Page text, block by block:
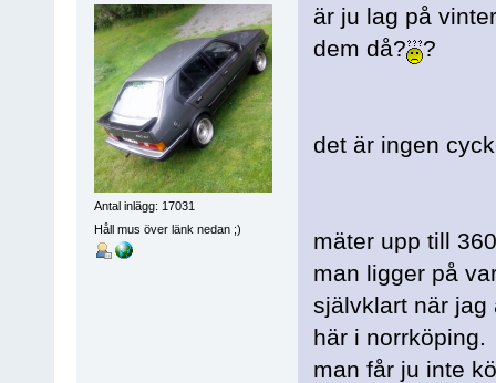
Antal inlägg: 17031
Håll mus över länk nedan ;)
är ju lag på
dem då?
?
det är ingen
mäter upp till
man ligger på
självklart när jag
här i norrköping.
man får ju inte